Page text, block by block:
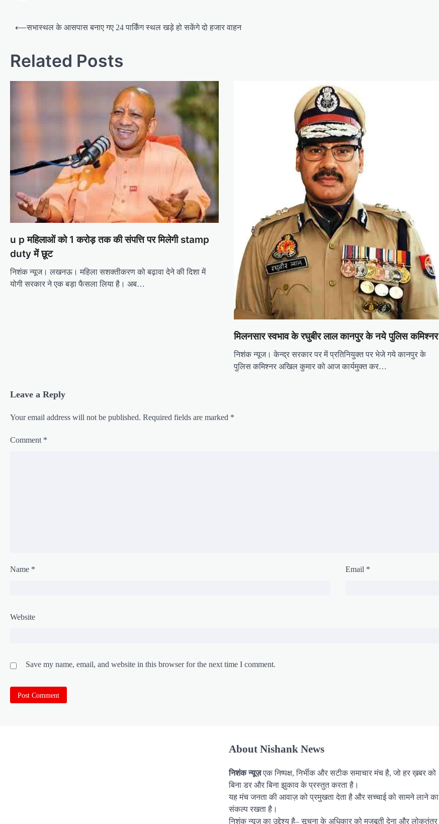
s
t
n
⟵सभास्थल के आसपास बनाए गए 24 पार्किंग स्थल खड़े हो सकेंगे दो हजार वाहन
Related Posts
u p महिलाओं को 1 करोड़ तक की संपत्ति पर मिलेगी stamp
duty में छूट
निशंक न्यूज। लखनऊ। महिला सशक्तीकरण को बढ़ावा देने की दिशा में
योगी सरकार ने एक बड़ा फैसला लिया है। अब…
मिलनसार स्वभाव के रघुबीर लाल कानपुर के नये पुलिस कमिश्नर
निशंक न्यूज। केन्द्र सरकार पर में प्रतिनियुक्त पर भेजे गये कानपुर के
पुलिस कमिश्नर अखिल कुमार को आज कार्यमुक्त कर…
Leave a Reply
Your email address will not be published. Required fields are marked *
Comment *
Name * Email *
Website
Save my name, email, and website in this browser for the next time I comment.
About Nishank News
निशंक न्यूज़एक निष्पक्ष, निर्भीक और सटीक समाचार मंच है, जो हर ख़बर को
बिना डर और बिना झुकाव के प्रस्तुत करता है।
यह मंच जनता की आवाज़ को प्रमुखता देता है और सच्चाई को सामने लाने का
संकल्प रखता है।
निशंक न्यूज़ का उद्देश्य है– सूचना के अधिकार को मज़बूती देना और लोकतंत्र